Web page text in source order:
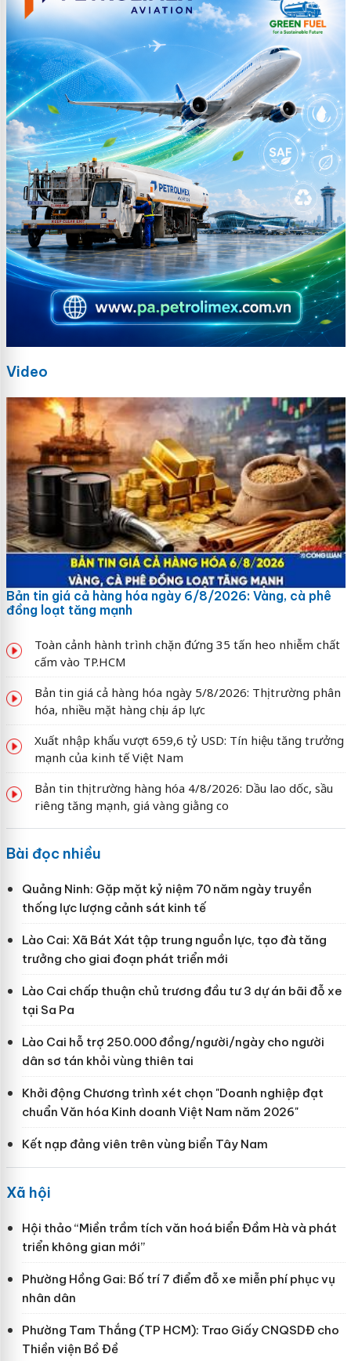
Video
Bản tin giá cả hàng hóa ngày 6/8/2026: Vàng, cà phê
đồng loạt tăng mạnh
Toàn cảnh hành trình chặn đứng 35 tấn heo nhiễm chất
cấm vào TP.HCM
Bản tin giá cả hàng hóa ngày 5/8/2026: Thị trường phân
hóa, nhiều mặt hàng chịu áp lực
Xuất nhập khẩu vượt 659,6 tỷ USD: Tín hiệu tăng trưởng
mạnh của kinh tế Việt Nam
Bản tin thị trường hàng hóa 4/8/2026: Dầu lao dốc, sầu
riêng tăng mạnh, giá vàng giằng co
Bài đọc nhiều
Quảng Ninh: Gặp mặt kỷ niệm 70 năm ngày truyền
thống lực lượng cảnh sát kinh tế
Lào Cai: Xã Bát Xát tập trung nguồn lực, tạo đà tăng
trưởng cho giai đoạn phát triển mới
Lào Cai chấp thuận chủ trương đầu tư 3 dự án bãi đỗ xe
tại Sa Pa
Lào Cai hỗ trợ 250.000 đồng/người/ngày cho người
dân sơ tán khỏi vùng thiên tai
Khởi động Chương trình xét chọn "Doanh nghiệp đạt
chuẩn Văn hóa Kinh doanh Việt Nam năm 2026"
Kết nạp đảng viên trên vùng biển Tây Nam
Xã hội
Hội thảo “Miền trầm tích văn hoá biển Đầm Hà và phát
triển không gian mới”
Phường Hồng Gai: Bố trí 7 điểm đỗ xe miễn phí phục vụ
nhân dân
Phường Tam Thắng (TP HCM): Trao Giấy CNQSDĐ cho
Thiền viện Bồ Đề